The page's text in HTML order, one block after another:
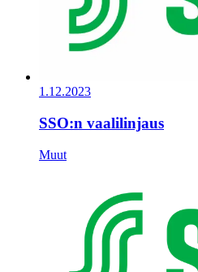
1.12.2023
SSO:n vaalilinjaus
Muut